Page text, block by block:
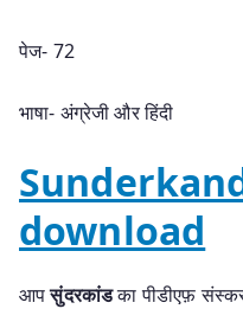
पेज- 72
भाषा- अंग्रेजी और हिंदी
download
आपसुंदरकांडका पीडीएफ़